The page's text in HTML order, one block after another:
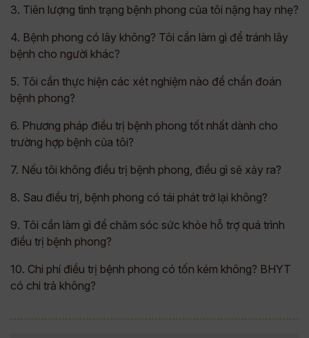
3. Tiên lượng tình trạng bệnh phong của tôi nặng hay nhẹ?
4. Bệnh phong có lây không? Tôi cần làm gì để tránh lây
bệnh cho người khác?
5. Tôi cần thực hiện các xét nghiệm nào để chẩn đoán
bệnh phong?
6. Phương pháp điều trị bệnh phong tốt nhất dành cho
trường hợp bệnh của tôi?
7. Nếu tôi không điều trị bệnh phong, điều gì sẽ xảy ra?
8. Sau điều trị, bệnh phong có tái phát trở lại không?
9. Tôi cần làm gì để chăm sóc sức khỏe hỗ trợ quá trình
điều trị bệnh phong?
10. Chi phí điều trị bệnh phong có tốn kém không? BHYT
có chi trả không?